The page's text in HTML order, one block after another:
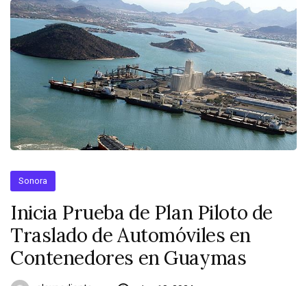
Sonora
Inicia Prueba de Plan Piloto de
Traslado de Automóviles en
Contenedores en Guaymas